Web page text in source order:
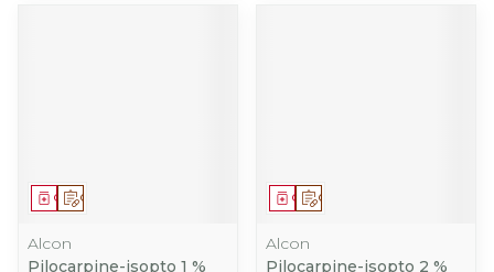
Op voorschrift
Geneesmiddel
Alcon
Pilocarpine-isopto 1 %
Op voorschrift
Geneesmiddel
Alcon
Pilocarpine-isopto 2 %